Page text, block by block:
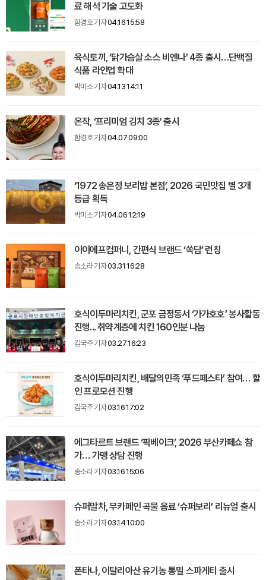
료 해석 기술 고도화
함경호 기자04.16 15:58
육식토끼, ‘닭가슴살 소스 비엔나’ 4종 출시…단백질
식품 라인업 확대
박미소 기자04.13 14:11
온작, ‘프리미엄 김치 3종’ 출시
함경호 기자04.07 09:00
‘1972 송은정 보리밥 본점’, 2026 국민맛집 별 3개
등급 획득
박미소 기자04.06 12:19
이이에프컴퍼니, 간편식 브랜드 ‘쏙담’ 런칭
송소라 기자03.31 16:28
호식이두마리치킨, 군포 금정동서 ‘가가호호’ 봉사활동
진행... 취약계층에 치킨 160인분 나눔
김국주 기자03.27 16:23
호식이두마리치킨, 배달의민족 ‘푸드페스타’ 참여… 할
인 프로모션 진행
김국주 기자03.16 17:02
에그타르트 브랜드 ‘픽베이크’, 2026 부산카페쇼 참
가… 가맹 상담 진행
송소라 기자03.16 15:06
슈퍼말차, 무카페인 곡물 음료 ‘슈퍼보리’ 리뉴얼 출시
송소라 기자03.14 10:00
폰타나, 이탈리아산 유기농 통밀 스파게티 출시